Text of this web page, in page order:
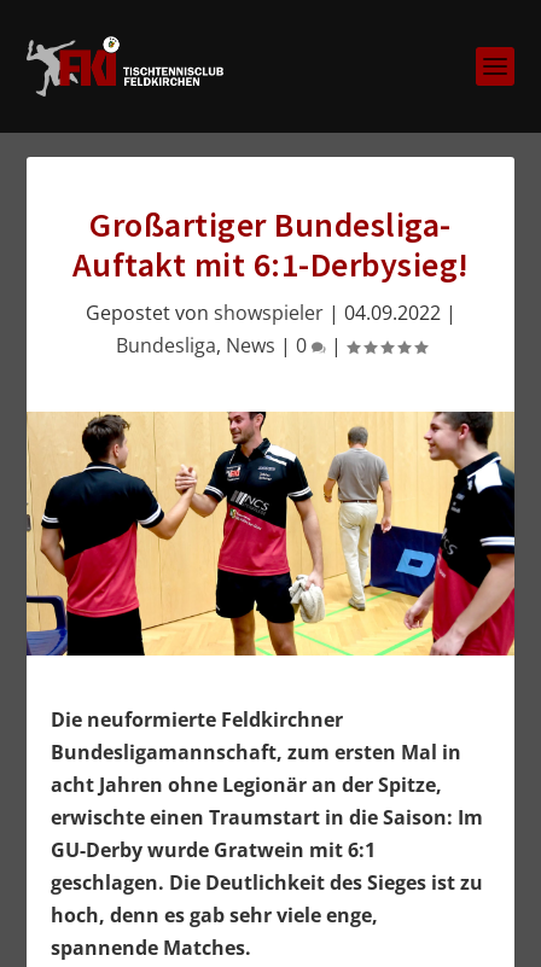
Großartiger Bundesliga-
Auftakt mit 6:1-Derbysieg!
Gepostet von showspieler| 04.09.2022|
Bundesliga, News | 0 |
Die neuformierte Feldkirchner
Bundesligamannschaft, zum ersten Mal in
acht Jahren ohne Legionär an der Spitze,
erwischte einen Traumstart in die Saison: Im
GU-Derby wurde Gratwein mit 6:1
geschlagen. Die Deutlichkeit des Sieges ist zu
hoch, denn es gab sehr viele enge,
spannende Matches.